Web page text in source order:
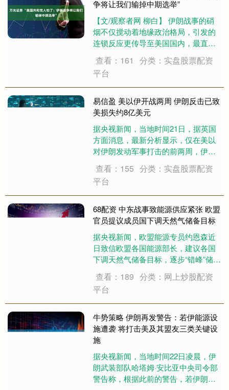
争将让我们输掉中期选举”
【文/观察者网 柳白】 伊朗战事的硝
烟不仅搅动着地缘政治格局，引发的
连锁反应更传导至美国国内，最直接
举的深切担忧。 “我们可能已经输掉了
中期选举。”美国“政客新闻网”4月8日
以此为题刊文，点破了美国共和党人
的....
查看：161
分类：实盘股票配资
平台
易信盈 美以伊开战两周 伊朗反击已致
美损失约8亿美元
据央视新闻，当地时间21日，据英国
方面消息，最新分析显示，仅在美以
对伊朗发动军事打击的前两周，伊朗
击就已经使美国损失约8亿美元。而随
着冲突持续，美国付出的代价会越来
越大。 举报 相关阅读 伊朗武装部队
称正在霍....
查看：155 分类：实盘股票配资
平台
68配资 中东战事致能源供应紧张 欧盟
官员提议成员国下调天然气储备目标
据央视新闻，欧盟能源专员约恩森近
日致信欧盟各国能源部长，建议各国
下调天然气储备目标，逐步“错峰”储
紧张、价格飙升。约恩森在信中建议
欧盟各国根据市场状况灵活调整储气
目标，逐步开始“错峰”储备天然气，避
免在秋季到....
查看：189 分类：网上炒股配资
平台
牛势策略 伊朗再发警告：若伊能源设
施遭袭 将打击美及其盟友三类关键设
施
据央视新闻，当地时间22日凌晨，伊
朗武装部队哈塔姆·安比亚中央司令部
警告称，根据此前的警告，若伊朗的